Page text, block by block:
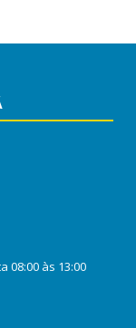
08:00 às 13:00